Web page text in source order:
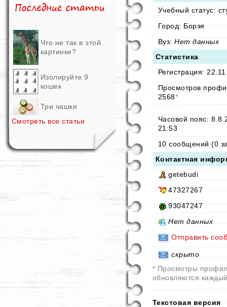
Что не так в этой
картинке?
Изолируйте 9
кошек
Три чашки
Смотреть все статьи
Учебный статус:
Город: Борзя
Вуз:Нет данных
Статистика
Регистрация:
Просмотров
2568*
Часовой пояс:
21:53
10 сообщений (0
Контактная
getebudi
47327267
93047247
Нет данных
Отправить
скрыто
* Просмотры
обновляются
Текстовая версия